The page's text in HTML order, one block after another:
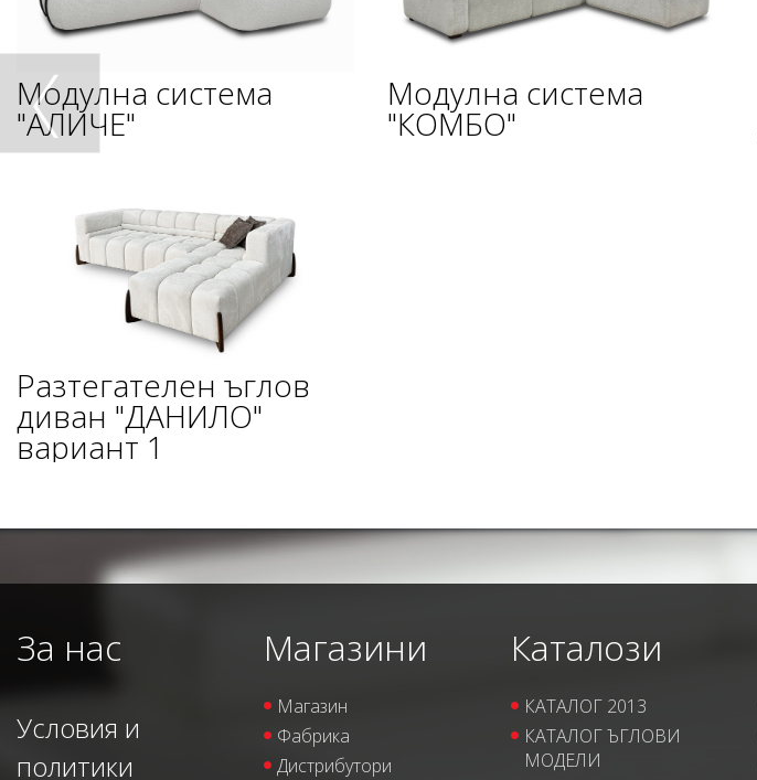
Модулна система
"АЛИЧЕ"
Модулна система
"КОМБО"
Разтегателен ъглов
диван "ДАНИЛО"
вариант 1
За нас
Условия и
политики
Магазини
Магазин
Фабрика
Дистрибутори
Каталози
КАТАЛОГ 2013
КАТАЛОГ ЪГЛОВИ
МОДЕЛИ